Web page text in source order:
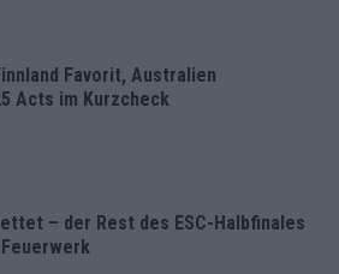
Favorit, Australien
Acts im Kurzcheck
– der Rest des ESC-Halbfinales